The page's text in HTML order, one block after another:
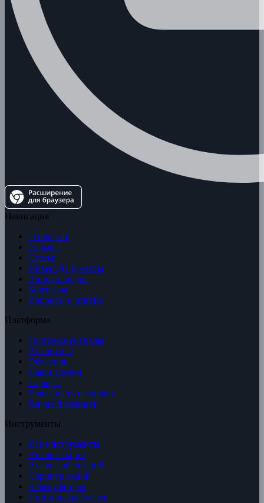
Навигация
О проекте
Отзывы
Статьи
ИнвестДайджесты
Энциклопедия
Контакты
Вопросы и ответы
Платформа
Торговые сигналы
Аналитика
Обучение
Наши сделки
Тарифы
Лояльность и скидки
Личный кабинет
Инструменты
Все инструменты
Анализ акций
Анализ облигаций
Скринер акций
Калькуляторы
Позиции трейдеров